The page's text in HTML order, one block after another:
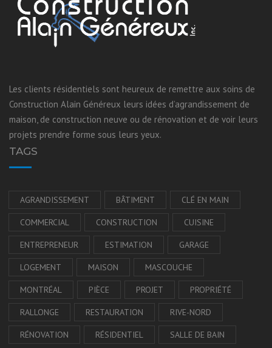
Les clients résidentiels sont heureux de remettre aux soins de
Construction Alain Généreux leurs idées d’agrandissement de
maison, de construction neuve ou de rénovation et de voir leurs
projets prendre forme sous leurs yeux.
TAGS
AGRANDISSEMENT BÂTIMENT CLÉ EN MAIN
COMMERCIAL CONSTRUCTION CUISINE
ENTREPRENEUR ESTIMATION GARAGE
LOGEMENT MAISON MASCOUCHE
MONTRÉAL PIÈCE PROJET PROPRIÉTÉ
RALLONGE RESTAURATION RIVE-NORD
RÉNOVATION RÉSIDENTIEL SALLE DE BAIN